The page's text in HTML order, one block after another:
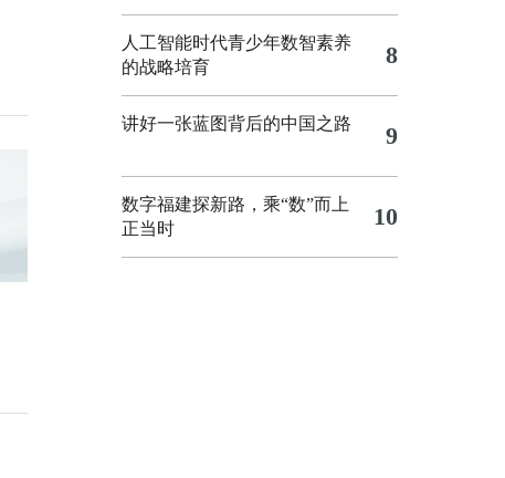
人工智能时代青少年数智素养
的战略培育
8
讲好一张蓝图背后的中国之路 9
数字福建探新路，乘“数”而上
正当时
10